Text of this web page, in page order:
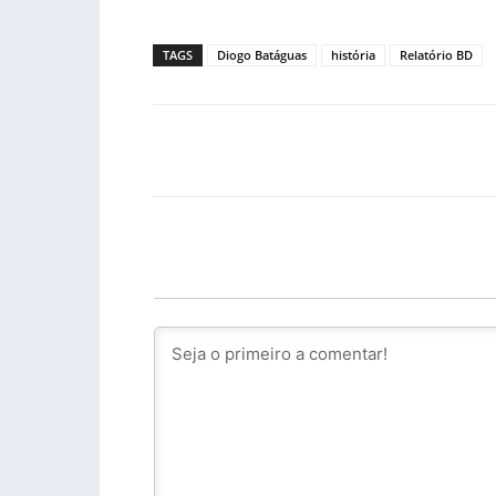
TAGS Diogo Batáguas história Relatório BD